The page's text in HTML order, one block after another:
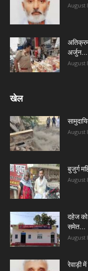
August
अर्जुन...
August
खेल
August
बुजुर्ग
August
दहेज को
समेत...
August
रेवाड़ी